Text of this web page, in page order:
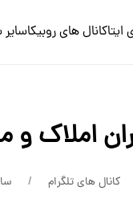
ایتاکانال های روبیکا
املاک و
کانال های تلگرام